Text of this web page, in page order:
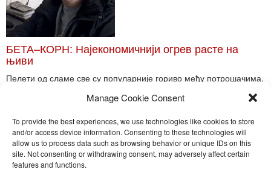
Manage Cookie Consent
To provide the best experiences, we use technologies like cookies to store
and/or access device information. Consenting to these technologies will
allow us to process data such as browsing behavior or unique IDs on this
site. Not consenting or withdrawing consent, may adversely affect certain
features and functions.
БЕТА–КОРН: Најекономичнији огрев расте на
њиви
Пелети од сламе све су популарније гориво међу потрошачима.
Toggle